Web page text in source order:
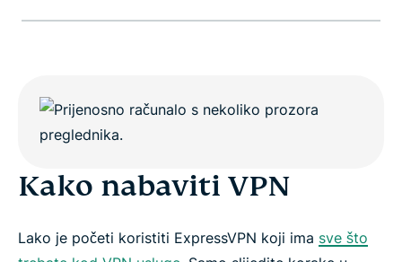
Kako nabaviti VPN
Lako je početi koristiti ExpressVPN koji ima sve što